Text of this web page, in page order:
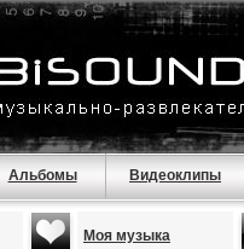
Альбомы Видеоклипы
Моя музыка